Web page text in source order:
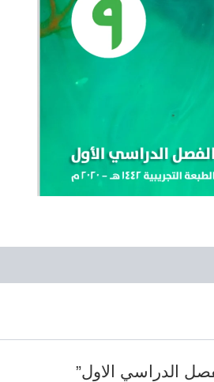
الدراسي الاول”